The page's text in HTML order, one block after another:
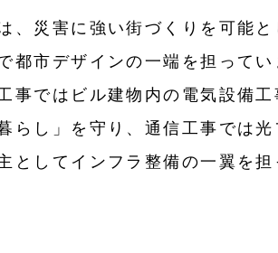
、災害に強い街づくりを可能
都市デザインの一端を担ってい
事ではビル建物内の電気設備工
らし」を守り、通信工事では光
としてインフラ整備の一翼を担